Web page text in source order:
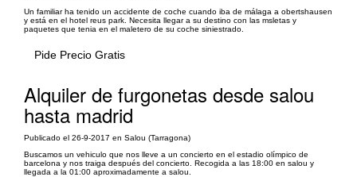
Un familiar ha tenido un accidente de coche cuando iba de málaga a obertshausen
y está en el hotel reus park. Necesita llegar a su destino con las msletas y
paquetes que tenia en el maletero de su coche siniestrado.
Pide Precio Gratis
Alquiler de furgonetas desde salou
hasta madrid
Publicado el 26-9-2017 en Salou (Tarragona)
Buscamos un vehiculo que nos lleve a un concierto en el estadio olímpico de
barcelona y nos traiga después del concierto. Recogida a las 18:00 en salou y
llegada a la 01:00 aproximadamente a salou.